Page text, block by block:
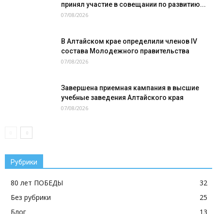
принял участие в совещании по развитию...
07/08/2026
В Алтайском крае определили членов IV
состава Молодежного правительства
07/08/2026
Завершена приемная кампания в высшие
учебные заведения Алтайского края
07/08/2026
Рубрики
80 лет ПОБЕДЫ
32
Без рубрики
25
Блог
13